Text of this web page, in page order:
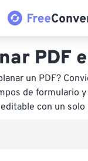
PDF
un PDF?
de formulario y
editable con un solo